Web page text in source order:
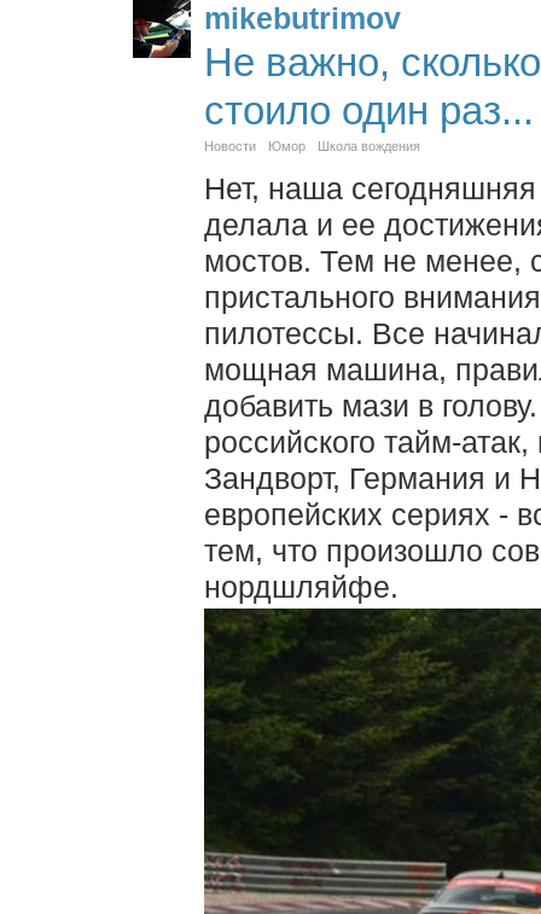
mikebutrimov
Не важно,
стоило один раз...
Новости Юмор Школа вождения
Нет, наша сегодняшняя
делала и ее
мостов. Тем не менее,
пристального
пилотессы. Все
мощная машина,
добавить мази в
российского тайм-
Зандворт, Германия и
европейских сериях -
тем, что произошло
нордшляйфе.